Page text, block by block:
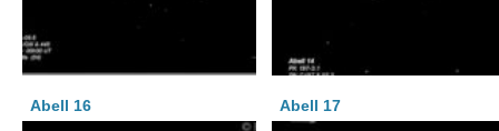
Abell 16 Abell 17